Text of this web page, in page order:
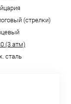
(стрелки)
(3 атм)
сталь